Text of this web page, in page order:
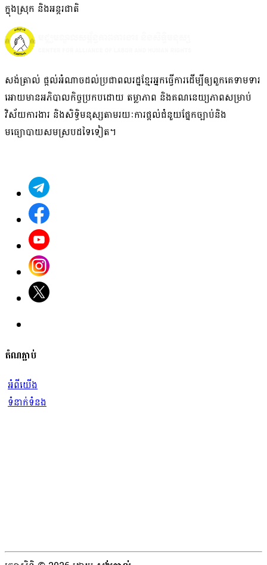
ក្នុងស្រុក និងអន្តរជាតិ
សង់ត្រាល់ ផ្តល់អំណាច​ដល់​ប្រជាពលរដ្ឋខ្មែរអ្នក​ធ្វើការ​ដើម្បីឲ្យ​ពួក​គេ​ទាមទារ​
អោយមានអភិបាលកិច្ច​ប្រកបដោយ ​តម្លាភាព និង​គណនេយ្យភាពសម្រាប់
វិស័យ​ការងារ​ និង​សិទ្ធិមនុស្ស​តាមរយៈ​ការផ្តល់ជំនួយផ្នែកច្បាប់និង
មធ្យោបាយសមស្របដទៃ​ទៀត។
តំណភ្ជាប់
អំពីយើង
ទំនាក់ទំនង